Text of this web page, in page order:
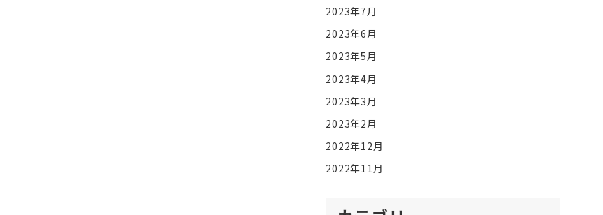
2023年7月
2023年6月
2023年5月
2023年4月
2023年3月
2023年2月
2022年12月
2022年11月